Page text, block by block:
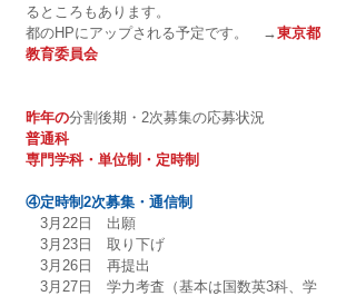
るところもあります。
都のHPにアップされる予定です。　→東京都
教育委員会
昨年の分割後期・2次募集の応募状況
普通科
専門学科・単位制・定時制
④定時制2次募集・通信制
3月22日　出願
3月23日　取り下げ
3月26日　再提出
3月27日　学力考査（基本は国数英3科、学